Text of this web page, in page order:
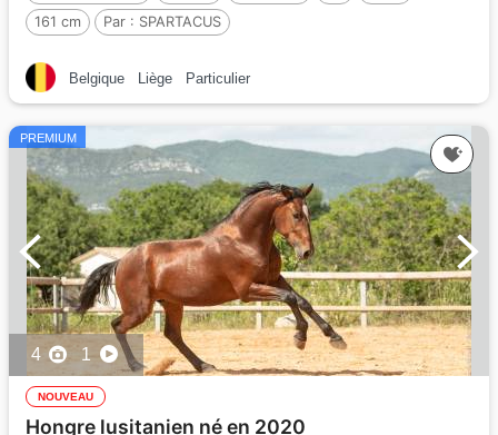
161 cm
Par : SPARTACUS
Belgique Liège Particulier
PREMIUM
4 1
NOUVEAU
Hongre lusitanien né en 2020